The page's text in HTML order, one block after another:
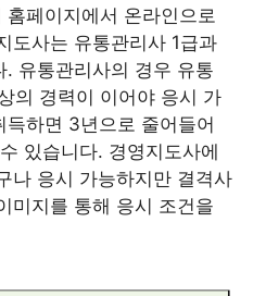
페이지에서 온라인으로
도사는 유통관리사 1급과
유통관리사의 경우 유통
의 경력이 이어야 응시 가
하면 3년으로 줄어들어
있습니다. 경영지도사에
나 응시 가능하지만 결격사
미지를 통해 응시 조건을